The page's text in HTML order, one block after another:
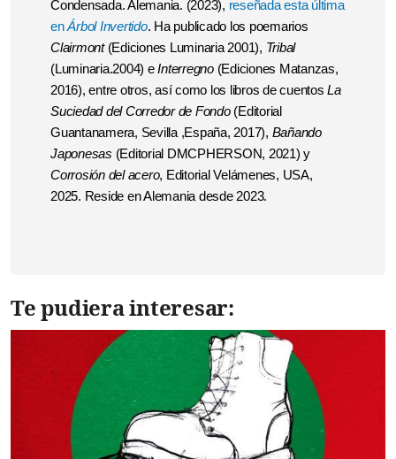
Condensada. Alemania. (2023), reseñada esta última
enÁrbol Invertido. Ha publicado los poemarios
Clairmont (Ediciones Luminaria 2001), Tribal
(Luminaria.2004) eInterregno (Ediciones Matanzas,
2016), entre otros, así como los libros de cuentosLa
Suciedad del Corredor de Fondo (Editorial
Guantanamera, Sevilla ,España, 2017), Bañando
Japonesas (Editorial DMCPHERSON, 2021) y
Corrosión del acero, Editorial Velámenes, USA,
2025. Reside en Alemania desde 2023.
Te pudiera interesar: